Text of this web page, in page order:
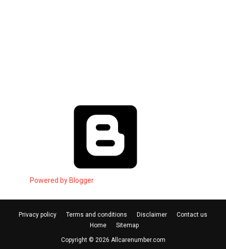
Powered by Blogger
Privacy policy Terms and conditions Disclaimer
Contact us
Home
Sitemap
Copyright © 2026 Allcarenumber.com